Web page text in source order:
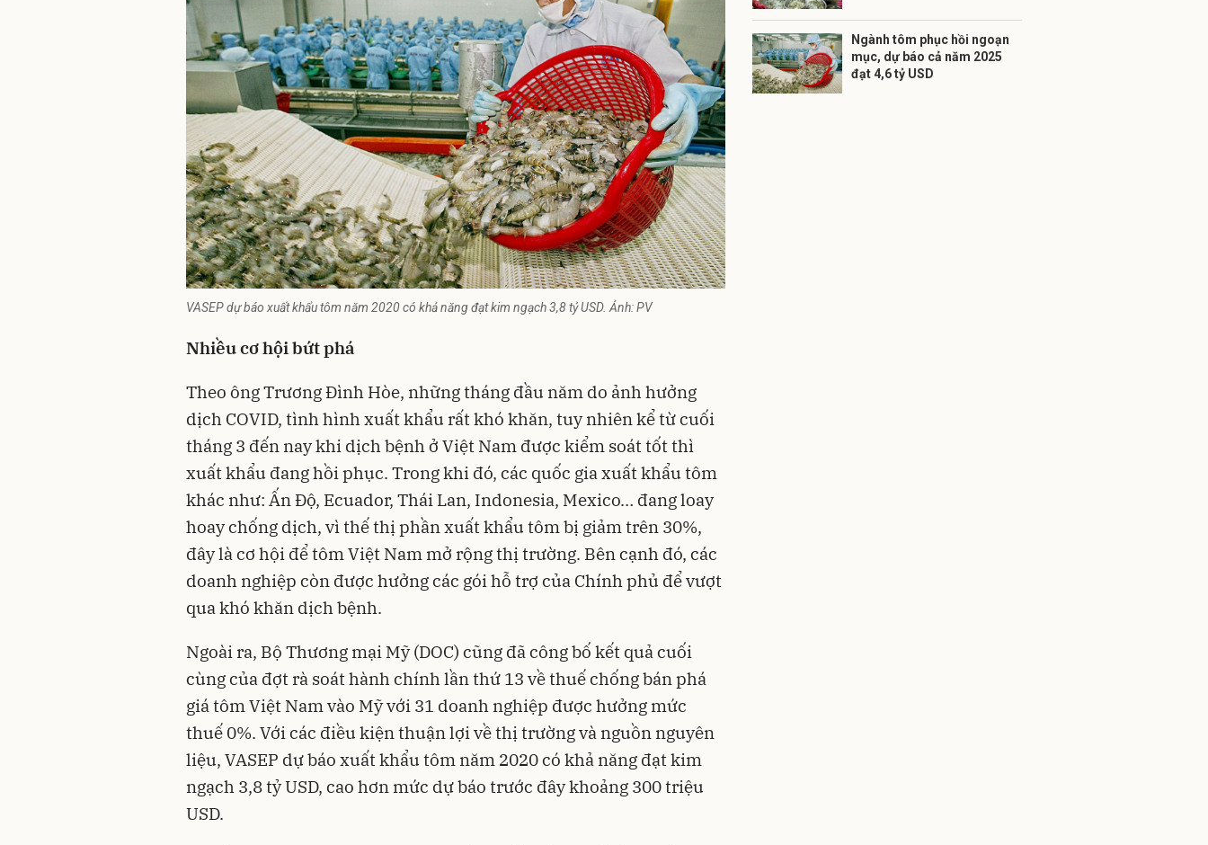
VASEP dự báo xuất khẩu tôm năm 2020 có khả năng đạt kim ngạch 3,8 tỷ USD. Ảnh: PV
Nhiều cơ hội bứt phá
Theo ông Trương Đình Hòe, những tháng đầu năm do ảnh hưởng
dịch COVID, tình hình xuất khẩu rất khó khăn, tuy nhiên kể từ cuối
tháng 3 đến nay khi dịch bệnh ở Việt Nam được kiểm soát tốt thì
xuất khẩu đang hồi phục. Trong khi đó, các quốc gia xuất khẩu tôm
khác như: Ấn Độ, Ecuador, Thái Lan, Indonesia, Mexico… đang loay
hoay chống dịch, vì thế thị phần xuất khẩu tôm bị giảm trên 30%,
đây là cơ hội để tôm Việt Nam mở rộng thị trường. Bên cạnh đó, các
doanh nghiệp còn được hưởng các gói hỗ trợ của Chính phủ để vượt
qua khó khăn dịch bệnh.
Ngoài ra, Bộ Thương mại Mỹ (DOC) cũng đã công bố kết quả cuối
cùng của đợt rà soát hành chính lần thứ 13 về thuế chống bán phá
giá tôm Việt Nam vào Mỹ với 31 doanh nghiệp được hưởng mức
thuế 0%. Với các điều kiện thuận lợi về thị trường và nguồn nguyên
liệu, VASEP dự báo xuất khẩu tôm năm 2020 có khả năng đạt kim
ngạch 3,8 tỷ USD, cao hơn mức dự báo trước đây khoảng 300 triệu
USD.
Ngành tôm phục hồi ngoạn
mục, dự báo cả năm 2025
đạt 4,6 tỷ USD